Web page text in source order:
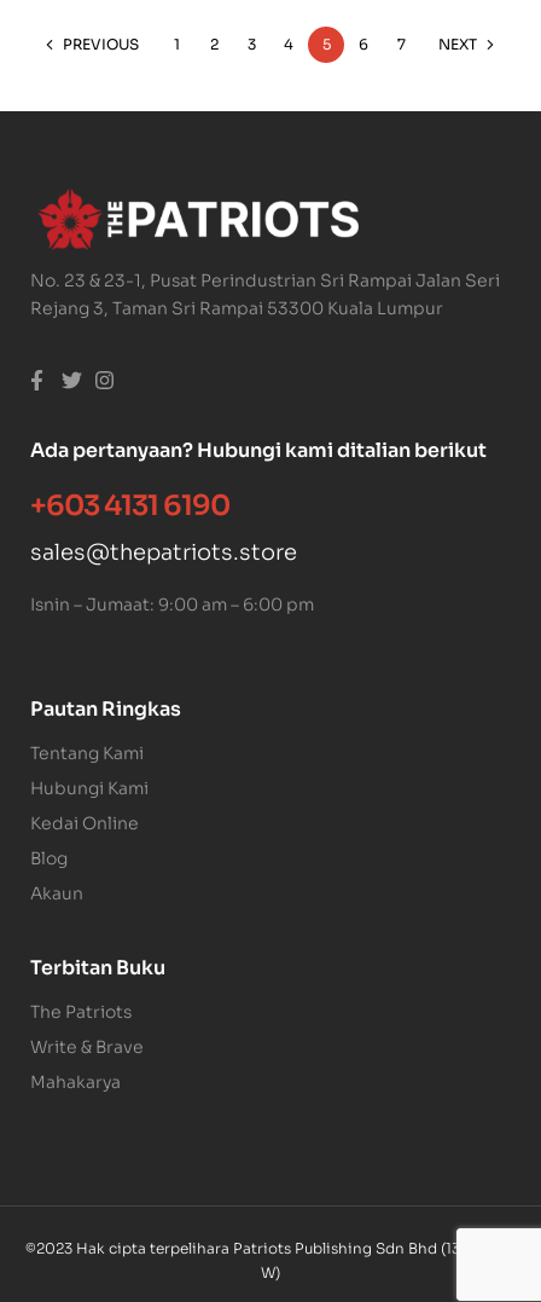
PREVIOUS 1 2 3 4 5 6 7 NEXT
No. 23 & 23-1, Pusat Perindustrian Sri Rampai Jalan Seri
Rejang 3, Taman Sri Rampai 53300 Kuala Lumpur
Ada pertanyaan? Hubungi kami ditalian berikut
+603 4131 6190
sales@thepatriots.store
Isnin – Jumaat: 9:00 am – 6:00 pm
Pautan Ringkas
Tentang Kami
Hubungi Kami
Kedai Online
Blog
Akaun
Terbitan Buku
The Patriots
Write & Brave
Mahakarya
©2023 Hak cipta terpelihara Patriots Publishing Sdn Bhd (1340085-
W)